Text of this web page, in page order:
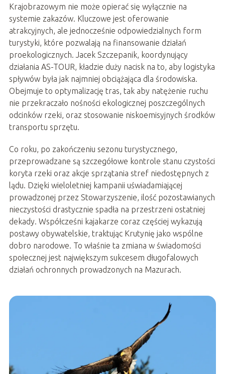
Krajobrazowym nie może opierać się wyłącznie na
systemie zakazów. Kluczowe jest oferowanie
atrakcyjnych, ale jednocześnie odpowiedzialnych form
turystyki, które pozwalają na finansowanie działań
proekologicznych. Jacek Szczepanik, koordynujący
działania AS-TOUR, kładzie duży nacisk na to, aby logistyka
spływów była jak najmniej obciążająca dla środowiska.
Obejmuje to optymalizację tras, tak aby natężenie ruchu
nie przekraczało nośności ekologicznej poszczególnych
odcinków rzeki, oraz stosowanie niskoemisyjnych środków
transportu sprzętu.
Co roku, po zakończeniu sezonu turystycznego,
przeprowadzane są szczegółowe kontrole stanu czystości
koryta rzeki oraz akcje sprzątania stref niedostępnych z
lądu. Dzięki wieloletniej kampanii uświadamiającej
prowadzonej przez Stowarzyszenie, ilość pozostawianych
nieczystości drastycznie spadła na przestrzeni ostatniej
dekady. Współcześni kajakarze coraz częściej wykazują
postawy obywatelskie, traktując Krutynię jako wspólne
dobro narodowe. To właśnie ta zmiana w świadomości
społecznej jest największym sukcesem długofalowych
działań ochronnych prowadzonych na Mazurach.